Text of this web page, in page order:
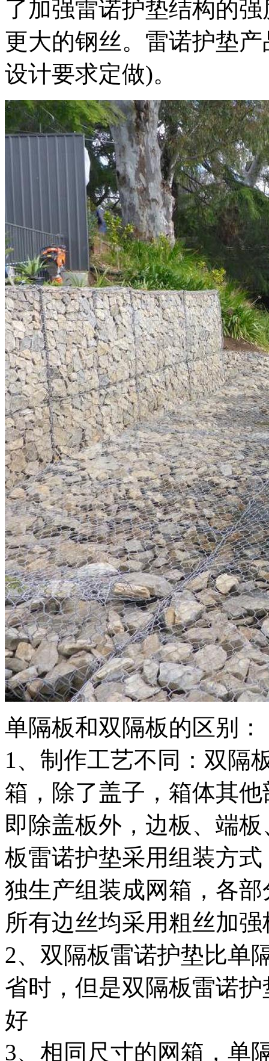
了加强雷诺护垫结构的强
更大的钢丝。雷诺护垫产
设计要求定做)。
单隔板和双隔板的区别：
1、制作工艺不同：双隔
箱，除了盖子，箱体其
即除盖板外，边板、端
板雷诺护垫采用组装方
独生产组装成网箱，各
所有边丝均采用粗丝加
2、双隔板雷诺护垫比单
省时，但是双隔板雷诺
好
3、相同尺寸的网箱，单